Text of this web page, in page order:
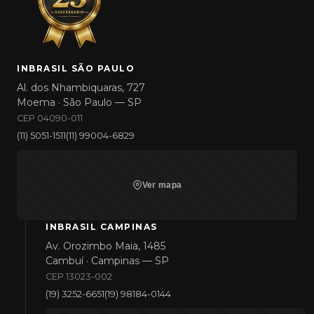
INBRASIL SÃO PAULO
Al. dos Nhambiquaras, 727
Moema · São Paulo — SP
CEP 04090-011
(11) 5051-1511(11) 99004-6829
Ver mapa
INBRASIL CAMPINAS
Av. Orozimbo Maia, 1485
Cambuí · Campinas — SP
CEP 13023-002
(19) 3252-6651(19) 98184-0144